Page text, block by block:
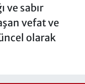
ve sabır
vefat ve
olarak